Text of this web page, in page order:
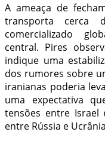
A ameaça de
transporta
comercializado
central. Pires
indique uma
dos rumores sobre
iranianas poderia
uma expectativa
tensões entre Israel
entre Rússia e